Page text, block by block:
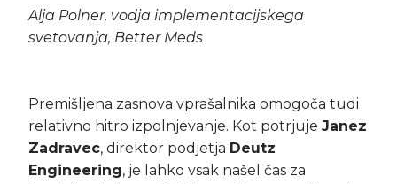
Alja Polner, vodja implementacijskega
svetovanja, Better Meds
Premišljena zasnova vprašalnika omogoča tudi
relativno hitro izpolnjevanje. Kot potrjuje Janez
Zadravec, direktor podjetja Deutz
Engineering, je lahko vsak našel čas za